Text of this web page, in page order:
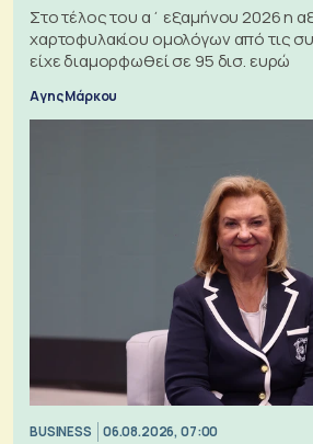
Στο τέλος του α΄ εξαμήνου 2026 η
χαρτοφυλακίου ομολόγων από τις
είχε διαμορφωθεί σε 95 δισ. ευρώ
Αγης Μάρκου
BUSINESS 06.08.2026, 07:00